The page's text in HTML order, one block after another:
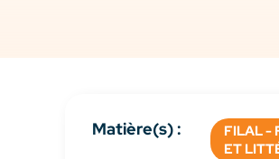
Matière(s) :
FILAL -
ET